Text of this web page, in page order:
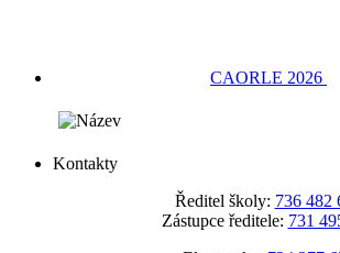
CAORLE 2026
Kontakty
Ředitel školy: 736 482
Zástupce ředitele: 731